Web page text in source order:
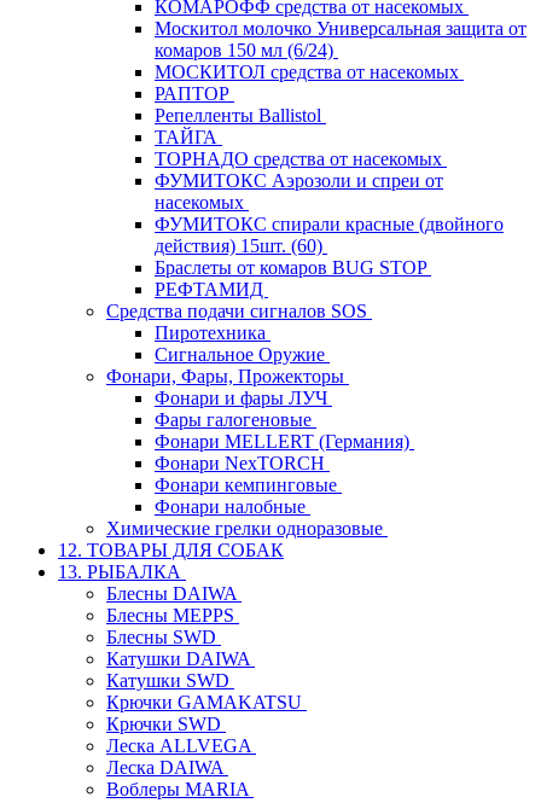
КОМАРОФФ средства от насекомых
Москитол молочко Универсальная защита от
комаров 150 мл (6/24)
МОСКИТОЛ средства от насекомых
РАПТОР
Репелленты Ballistol
ТАЙГА
ТОРНАДО средства от насекомых
ФУМИТОКС Аэрозоли и спреи от
насекомых
ФУМИТОКС спирали красные (двойного
действия) 15шт. (60)
Браслеты от комаров BUG STOP
РЕФТАМИД
Средства подачи сигналов SOS
Пиротехника
Сигнальное Оружие
Фонари, Фары, Прожекторы
Фонари и фары ЛУЧ
Фары галогеновые
Фонари MELLERT (Германия)
Фонари NexTORCH
Фонари кемпинговые
Фонари налобные
Химические грелки одноразовые
12. ТОВАРЫ ДЛЯ СОБАК
13. РЫБАЛКА
Блесны DAIWA
Блесны MEPPS
Блесны SWD
Катушки DAIWA
Катушки SWD
Крючки GAMAKATSU
Крючки SWD
Леска ALLVEGA
Леска DAIWA
Воблеры MARIA